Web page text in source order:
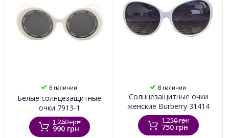
В наличии
Белые солнцезащитные
очки 7913-1
1 260 грн
990 грн
В наличии
Солнцезащитные очки
женские Burberry 31414
1 250 грн
750 грн